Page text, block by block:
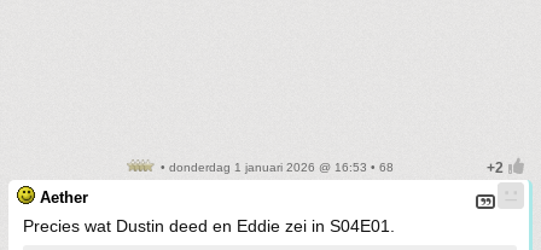
• donderdag 1 januari 2026 @ 16:53 • 68
Aether
Precies wat Dustin deed en Eddie zei in S04E01.